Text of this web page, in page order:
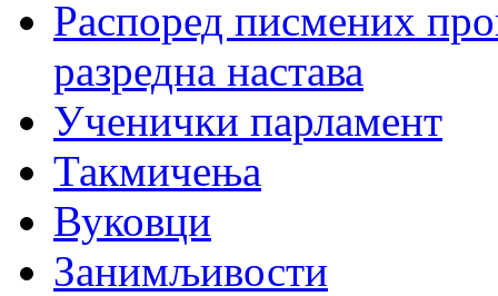
Распоред писмених
разредна настава
Ученички парламент
Такмичења
Вуковци
Занимљивости